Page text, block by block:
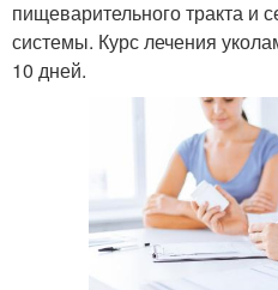
пищеварительного тракта и
системы. Курс лечения
10 дней.